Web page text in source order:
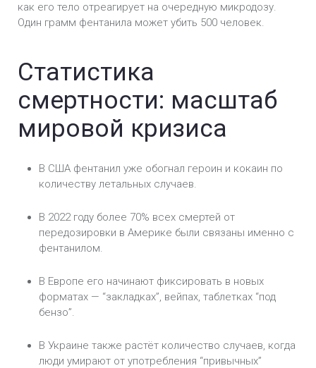
как его тело отреагирует на очередную микродозу.
Один грамм фентанила может убить 500 человек.
Статистика
смертности: масштаб
мировой кризиса
В США фентанил уже обогнал героин и кокаин по
количеству летальных случаев.
В 2022 году более 70% всех смертей от
передозировки в Америке были связаны именно с
фентанилом.
В Европе его начинают фиксировать в новых
форматах — “закладках”, вейпах, таблетках “под
бензо”.
В Украине также растёт количество случаев, когда
люди умирают от употребления “привычных”